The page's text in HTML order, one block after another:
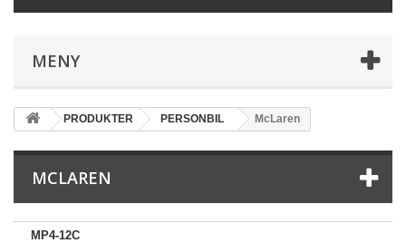
MENY
PRODUKTER PERSONBIL McLaren
MCLAREN
MP4-12C